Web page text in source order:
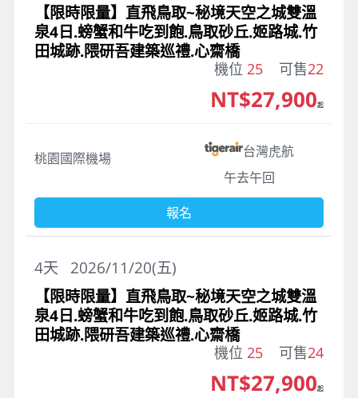
【限時限量】直飛鳥取~秘境天空之城雙溫
泉4日.螃蟹和牛吃到飽.鳥取砂丘.姬路城.竹
田城跡.隈研吾建築巡禮.心齋橋
機位 25 可售22
桃園國際機場
台灣虎航
午去午回
NT$27,900起
報名
2026/11/20(五)
4天
【限時限量】直飛鳥取~秘境天空之城雙溫
泉4日.螃蟹和牛吃到飽.鳥取砂丘.姬路城.竹
田城跡.隈研吾建築巡禮.心齋橋
機位 25 可售24
NT$27,900起